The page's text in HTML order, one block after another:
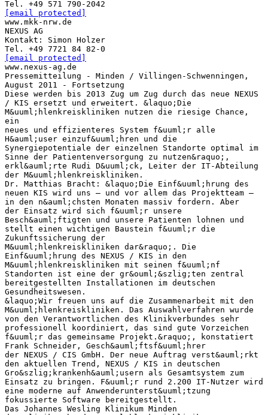
[email protected]
www.mkk-nrw.de
NEXUS AG
Kontakt: Simon Holzer
[email protected]
www.nexus-ag.de
Pressemitteilung - Minden / Villingen-Schwenningen,
August 2011 - Fortsetzung
Diese werden bis 2013 Zug um Zug durch das neue NEXUS
/ KIS ersetzt und erweitert. &laquo;Die
M&uuml;hlenkreiskliniken nutzen die riesige Chance,
ein
neues und effizienteres System f&uuml;r alle
H&auml;user einzuf&uuml;hren und die
Synergiepotentiale der einzelnen Standorte optimal im
Sinne der Patientenversorgung zu nutzen&raquo;,
erkl&auml;rte Rudi D&uuml;ck, Leiter der IT-Abteilung
der M&uuml;hlenkreiskliniken.
Dr. Matthias Bracht: &laquo;Die Einf&uuml;hrung des
neuen KIS wird uns – und vor allem das Projektteam –
in den n&auml;chsten Monaten massiv fordern. Aber
der Einsatz wird sich f&uuml;r unsere
Besch&auml;ftigten und unsere Patienten lohnen und
stellt einen wichtigen Baustein f&uuml;r die
Zukunftssicherung der
M&uuml;hlenkreiskliniken dar&raquo;. Die
Einf&uuml;hrung des NEXUS / KIS in den
M&uuml;hlenkreiskliniken mit seinen f&uuml;nf
Standorten ist eine der gr&ouml;&szlig;ten zentral
bereitgestellten Installationen im deutschen
Gesundheitswesen.
&laquo;Wir freuen uns auf die Zusammenarbeit mit den
M&uuml;hlenkreiskliniken. Das Auswahlverfahren wurde
von den Verantwortlichen des Klinikverbundes sehr
professionell koordiniert, das sind gute Vorzeichen
f&uuml;r das gemeinsame Projekt.&raquo;, konstatiert
Frank Schneider, Gesch&auml;ftsf&uuml;hrer
der NEXUS / CIS GmbH. Der neue Auftrag verst&auml;rkt
den aktuellen Trend, NEXUS / KIS in deutschen
Gro&szlig;krankenh&auml;usern als Gesamtsystem zum
Einsatz zu bringen. F&uuml;r rund 2.200 IT-Nutzer wird
eine moderne auf Anwenderunterst&uuml;tzung
fokussierte Software bereitgestellt.
Das Johannes Wesling Klinikum Minden